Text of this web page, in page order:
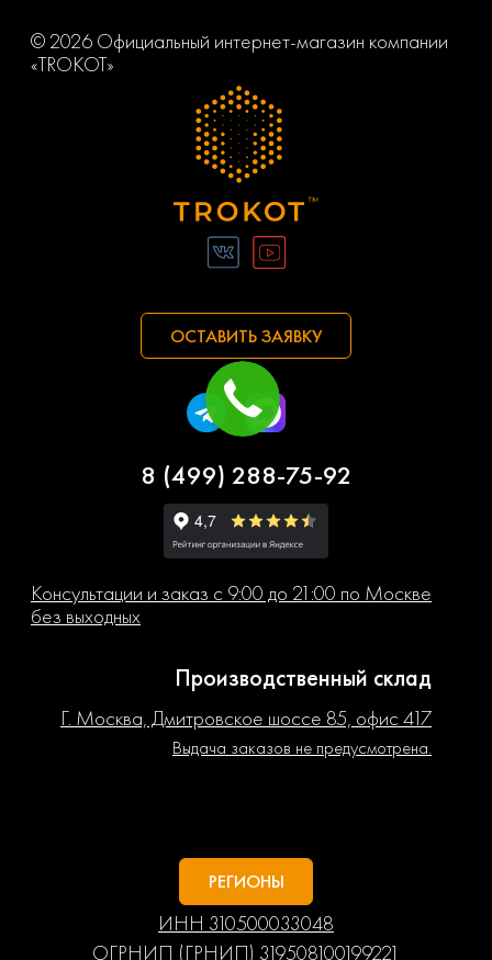
© 2026 Официальный интернет-магазин компании
«TROKOT»
ОСТАВИТЬ ЗАЯВКУ
8 (499) 288-75-92
Консультации и заказ с 9:00 до 21:00 по Москве
без выходных
Производственный склад
Г. Москва, Дмитровское шоссе 85, офис 417
Выдача заказов не предусмотрена.
РЕГИОНЫ
ИНН 310500033048
ОГРНИП (ГРНИП) 319508100199221